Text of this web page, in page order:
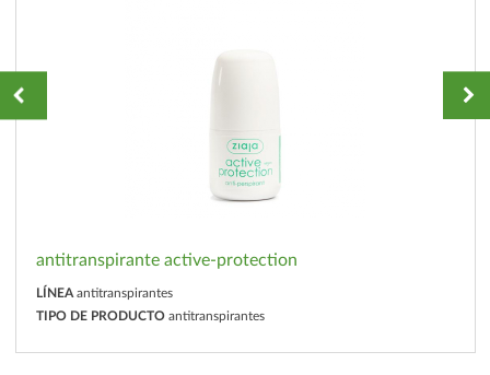
antitranspirante active-protection
LÍNEA antitranspirantes
TIPO DE PRODUCTO antitranspirantes